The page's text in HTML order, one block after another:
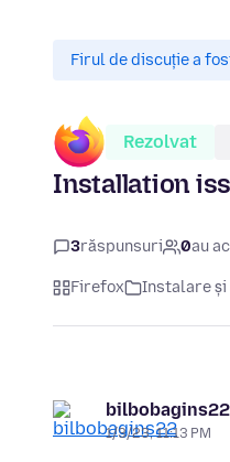
Firul de discuție a
Rezolvat
Installation
3răspunsuri 0au
Firefox Instalare
bilbobagins22
1/3/23, 11:13 PM